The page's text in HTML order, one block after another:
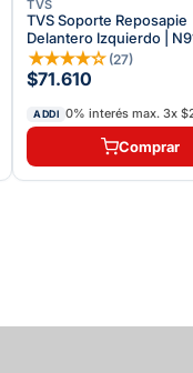
TVS
TVS Soporte Reposapie
Delantero Izquierdo |
★★★★☆ (27)
$71.610
ADDI 0% interés max. 3x
Comprar